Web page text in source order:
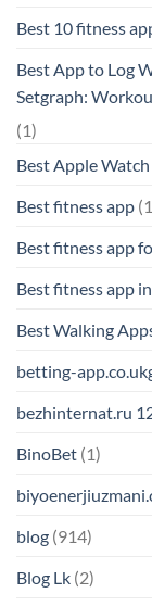
Best 10 fitness
Best App to Log
Setgraph:
(1)
Best Apple
Best fitness app
Best fitness app
Best fitness app
Best Walking
betting-
bezhinternat.ru
BinoBet (1)
blog (914)
Blog Lk (2)